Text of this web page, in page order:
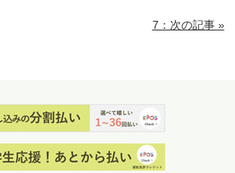
7：次の記事 »